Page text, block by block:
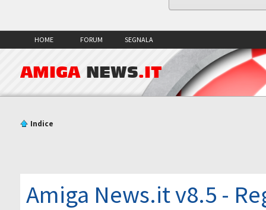
HOME FORUM SEGNALA
AMIGA NEWS.IT
Indice
Amiga News.it v8.5 -